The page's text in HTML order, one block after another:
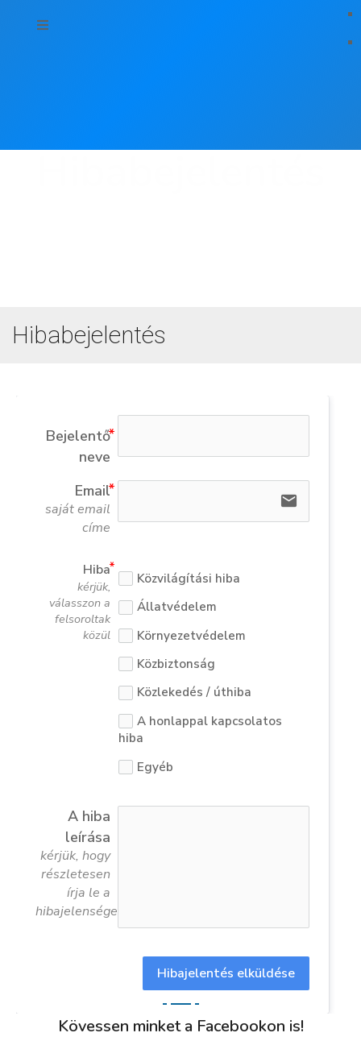
Hibabejelentés
Bejelentő
neve
Email
saját email
címe
email
Hiba
kérjük,
válasszon a
felsoroltak
közül
Közvilágítási hiba
Állatvédelem
Környezetvédelem
Közbiztonság
Közlekedés / úthiba
A honlappal kapcsolatos
hiba
Egyéb
A hiba
leírása
kérjük, hogy
részletesen
írja le a
hibajelenséget
Hibajelentés elküldése
Kövessen minket a Facebookon is!